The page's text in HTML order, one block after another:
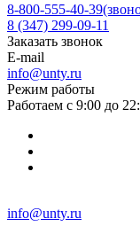
8-800-555-40-39
8 (347) 299-09-11
Заказать звонок
E-mail
info@unty.ru
Режим работы
Работаем с 9:00 до
info@unty.ru